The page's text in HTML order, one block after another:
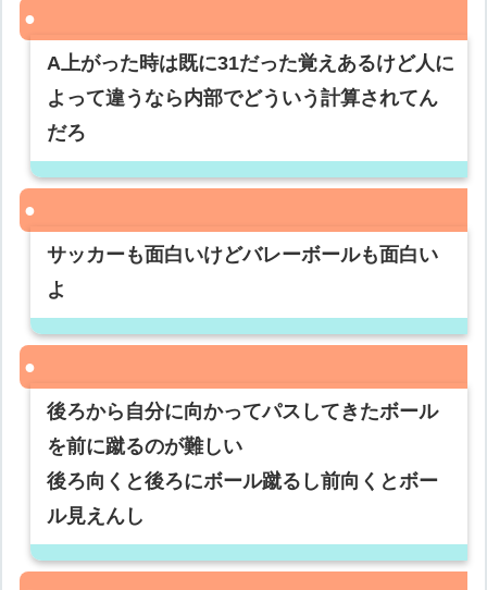
A上がった時は既に31だった覚えあるけど人に
よって違うなら内部でどういう計算されてん
だろ
サッカーも面白いけどバレーボールも面白い
よ
後ろから自分に向かってパスしてきたボール
を前に蹴るのが難しい
後ろ向くと後ろにボール蹴るし前向くとボー
ル見えんし